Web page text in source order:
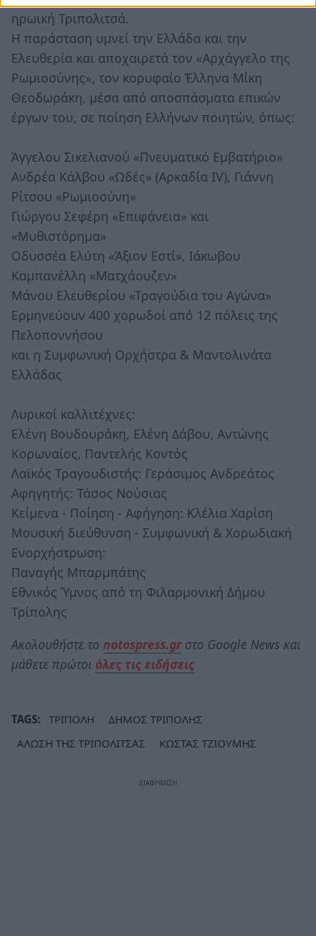
ηρωική Τριπολιτσά.
Η παράσταση υμνεί την Ελλάδα και την
Ελευθερία και αποχαιρετά τον «Αρχάγγελο της
Ρωμιοσύνης», τον κορυφαίο Έλληνα Μίκη
Θεοδωράκη, μέσα από αποσπάσματα επικών
έργων του, σε ποίηση Ελλήνων ποιητών, όπως:
Άγγελου Σικελιανού «Πνευματικό Εμβατήριο»
Ανδρέα Κάλβου «Ωδές» (Αρκαδία IV), Γιάννη
Ρίτσου «Ρωμιοσύνη»
Γιώργου Σεφέρη «Επιφάνεια» και
«Μυθιστόρημα»
Οδυσσέα Ελύτη «Άξιον Εστί», Ιάκωβου
Καμπανέλλη «Ματχάουζεν»
Μάνου Ελευθερίου «Τραγούδια του Αγώνα»
Ερμηνεύουν 400 χορωδοί από 12 πόλεις της
Πελοποννήσου
και η Συμφωνική Ορχήστρα & Μαντολινάτα
Ελλάδας
Λυρικοί καλλιτέχνες:
Ελένη Βουδουράκη, Ελένη Δάβου, Αντώνης
Κορωναίος, Παντελής Κοντός
Λαϊκός Τραγουδιστής: Γεράσιμος Ανδρεάτος
Αφηγητής: Τάσος Νούσιας
Κείμενα - Ποίηση - Αφήγηση: Κλέλια Χαρίση
Μουσική διεύθυνση - Συμφωνική & Χορωδιακή
Ενορχήστρωση:
Παναγής Μπαρμπάτης
Εθνικός Ύμνος από τη Φιλαρμονική Δήμου
Τρίπολης
Ακολουθήστε το notospress.grστο Google News και
μάθετε πρώτοι όλες τις ειδήσεις
TAGS: ΤΡΙΠΟΛΗ
ΔΗΜΟΣ ΤΡΙΠΟΛΗΣ
ΑΛΩΣΗ ΤΗΣ ΤΡΙΠΟΛΙΤΣΑΣ
ΚΩΣΤΑΣ ΤΖΙΟΥΜΗΣ